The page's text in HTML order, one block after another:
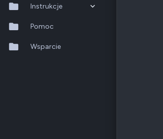
Instrukcje
QTS 5.2.x
QuTS hero h6.0.x
Pomoc
Wsparcie